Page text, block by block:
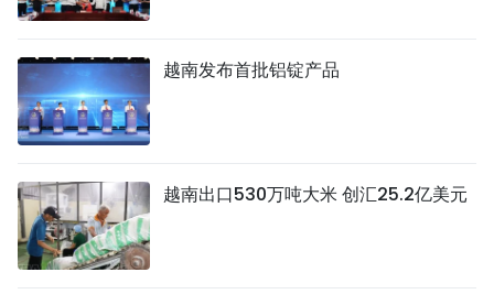
越南发布首批铝锭产品
越南出口530万吨大米 创汇25.2亿美元